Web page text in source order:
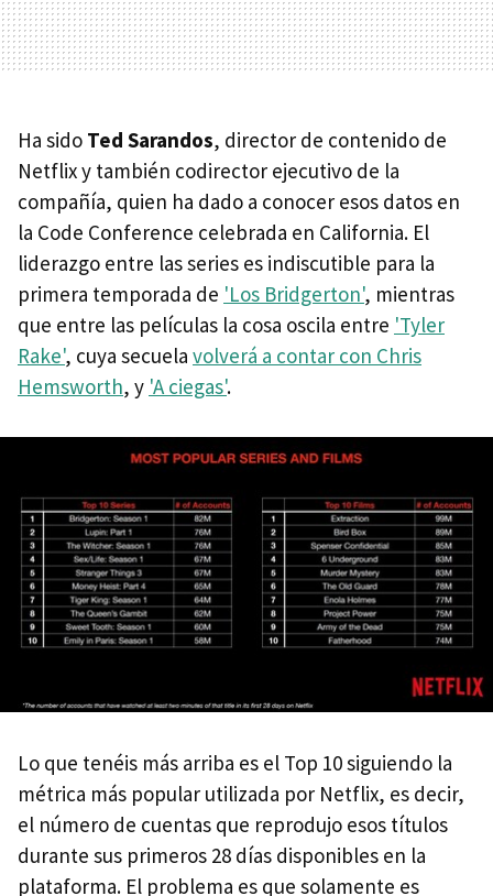
Ha sido Ted Sarandos, director de contenido de
Netflix y también codirector ejecutivo de la
compañía, quien ha dado a conocer esos datos en
la Code Conference celebrada en California. El
liderazgo entre las series es indiscutible para la
primera temporada de 'Los Bridgerton', mientras
que entre las películas la cosa oscila entre 'Tyler
Rake', cuya secuela volverá a contar con Chris
Hemsworth, y 'A ciegas'.
Lo que tenéis más arriba es el Top 10 siguiendo la
métrica más popular utilizada por Netflix, es decir,
el número de cuentas que reprodujo esos títulos
durante sus primeros 28 días disponibles en la
plataforma. El problema es que solamente es